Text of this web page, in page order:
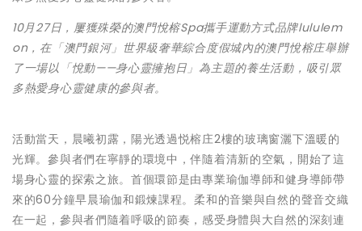
10月27日，屢獲殊榮的澳門悅榕Spa攜手運動方式品牌lululem
on，在「澳門銀河」世界級奢華綜合度假城內的澳門悅榕庄舉辦
了一場以「悅動——身心靈擁抱日」為主題的養生活動，吸引眾
多熱愛身心靈健康的參與者。
活動當天，晨曦初露，陽光透過悦榕庄2樓的玻璃窗灑下溫暖的
光輝。參與者們在寧靜的環境中，伴隨着清新的空氣，開始了這
場身心靈的探索之旅。首個環節是由專業瑜伽導師和健身導師帶
來的60分鐘早晨瑜伽和鍛煉課程。柔和的音樂與自然的聲音交織
在一起，參與者們隨着呼吸的節奏，感受身體與大自然的深刻連